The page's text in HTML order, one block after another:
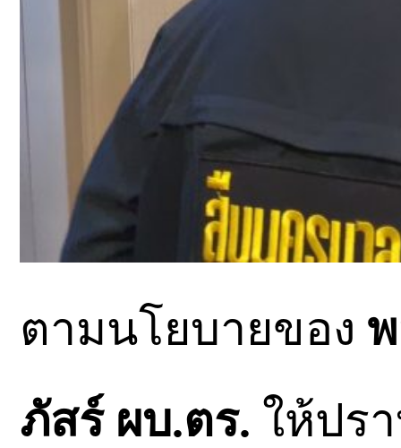
ตามนโยบายของ
ภัสร์ ผบ.ตร. ให้ปร